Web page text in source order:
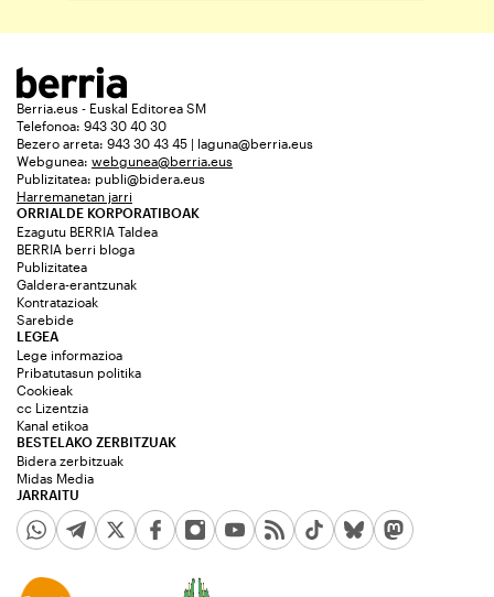
Berria.eus - Euskal Editorea SM
Telefonoa: 943 30 40 30
Bezero arreta: 943 30 43 45 | laguna@berria.eus
Webgunea: webgunea@berria.eus
Publizitatea: publi@bidera.eus
Harremanetan jarri
ORRIALDE KORPORATIBOAK
Ezagutu BERRIA Taldea
BERRIA berri bloga
Publizitatea
Galdera-erantzunak
Kontratazioak
Sarebide
JARRAITU
LEGEA
Lege informazioa
Pribatutasun politika
Cookieak
cc Lizentzia
Kanal etikoa
BESTELAKO ZERBITZUAK
Bidera zerbitzuak
Midas Media